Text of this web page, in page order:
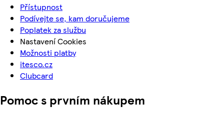
Přístupnost
Podívejte se, kam doručujeme
Poplatek za službu
Nastavení Cookies
Možnosti platby
itesco.cz
Clubcard
Pomoc s prvním nákupem